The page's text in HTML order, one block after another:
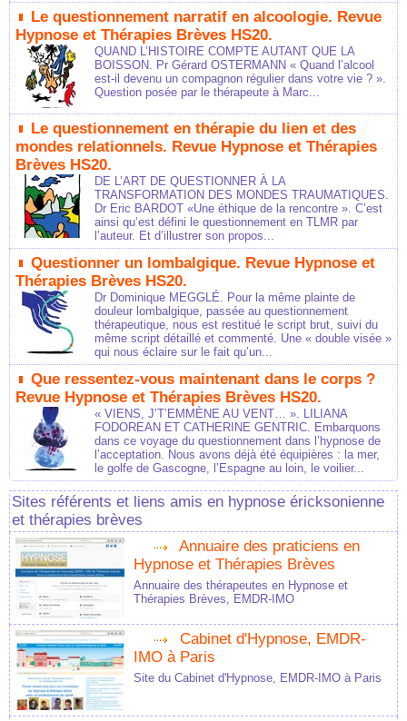
Le questionnement narratif en alcoologie. Revue
Hypnose et Thérapies Brèves HS20.
QUAND L’HISTOIRE COMPTE AUTANT QUE LA
BOISSON. Pr Gérard OSTERMANN « Quand l’alcool
est-il devenu un compagnon régulier dans votre vie ? ».
Question posée par le thérapeute à Marc...
Le questionnement en thérapie du lien et des
mondes relationnels. Revue Hypnose et Thérapies
Brèves HS20.
DE L’ART DE QUESTIONNER À LA
TRANSFORMATION DES MONDES TRAUMATIQUES.
Dr Eric BARDOT «Une éthique de la rencontre ». C’est
ainsi qu’est défini le questionnement en TLMR par
l’auteur. Et d’illustrer son propos...
Questionner un lombalgique. Revue Hypnose et
Thérapies Brèves HS20.
Dr Dominique MEGGLÉ. Pour la même plainte de
douleur lombalgique, passée au questionnement
thérapeutique, nous est restitué le script brut, suivi du
même script détaillé et commenté. Une « double visée »
qui nous éclaire sur le fait qu’un...
Que ressentez-vous maintenant dans le corps ?
Revue Hypnose et Thérapies Brèves HS20.
« VIENS, J’T’EMMÈNE AU VENT… ». LILIANA
FODOREAN ET CATHERINE GENTRIC. Embarquons
dans ce voyage du questionnement dans l’hypnose de
l’acceptation. Nous avons déjà été équipières : la mer,
le golfe de Gascogne, l’Espagne au loin, le voilier...
Sites référents et liens amis en hypnose éricksonienne
et thérapies brèves
Annuaire des praticiens en
Hypnose et Thérapies Brèves
Annuaire des thérapeutes en Hypnose et
Thérapies Brèves, EMDR-IMO
Cabinet d'Hypnose, EMDR-
IMO à Paris
Site du Cabinet d'Hypnose, EMDR-IMO à Paris